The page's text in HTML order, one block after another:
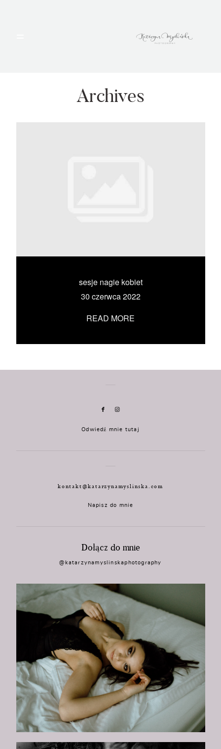
Archives
sesje nagie kobiet
30 czerwca 2022
READ MORE
PORTFOLIO
UMÓW SIĘ ZE MNĄ →
Odwiedź mnie tutaj
kontakt@katarzynamyslinska.com
Napisz do mnie
Dołącz do mnie
@katarzynamyslinskaphotography